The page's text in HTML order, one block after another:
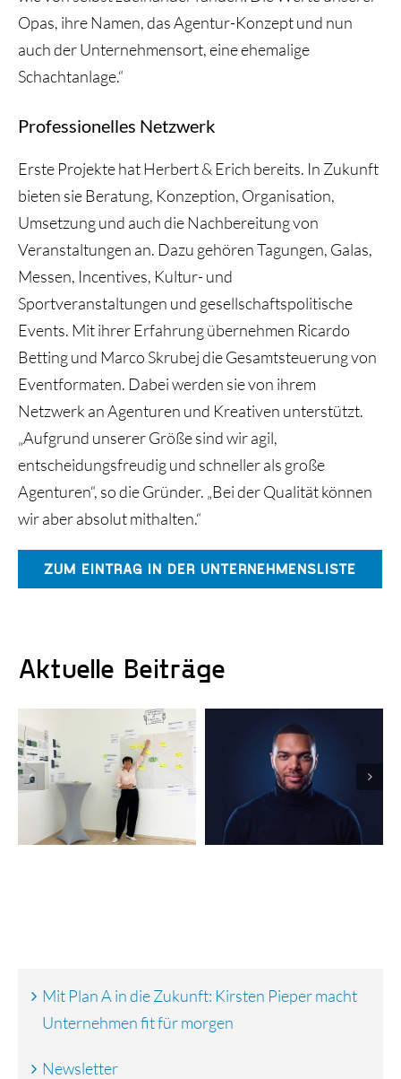
Opas, ihre Namen, das Agentur-Konzept und nun
auch der Unternehmensort, eine ehemalige
Schachtanlage.“
Professionelles Netzwerk
Erste Projekte hat Herbert & Erich bereits. In Zukunft
bieten sie Beratung, Konzeption, Organisation,
Umsetzung und auch die Nachbereitung von
Veranstaltungen an. Dazu gehören Tagungen, Galas,
Messen, Incentives, Kultur- und
Sportveranstaltungen und gesellschaftspolitische
Events. Mit ihrer Erfahrung übernehmen Ricardo
Betting und Marco Skrubej die Gesamtsteuerung von
Eventformaten. Dabei werden sie von ihrem
Netzwerk an Agenturen und Kreativen unterstützt.
„Aufgrund unserer Größe sind wir agil,
entscheidungsfreudig und schneller als große
Agenturen“, so die Gründer. „Bei der Qualität können
wir aber absolut mithalten.“
ZUM EINTRAG IN DER UNTERNEHMENSLISTE
Aktuelle Beiträge
KI-gestützte
Kampagnen:
Nevolion
automatisiert
Marketing und
Vertrieb
Erfolgreiche
Finanzierungsrunde:
vGreens startet
globalen Rollout
Mit Plan A in die Zukunft: Kirsten Pieper macht
Unternehmen fit für morgen
Newsletter